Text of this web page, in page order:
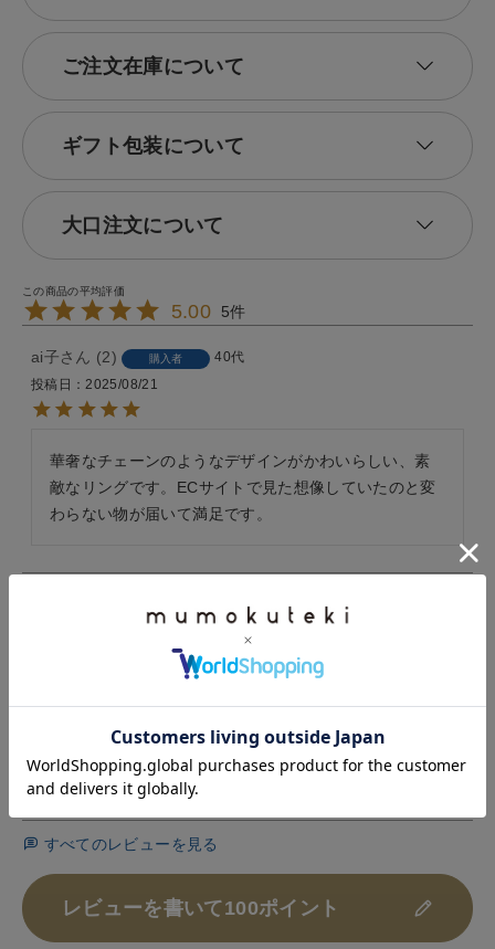
ご注文在庫について
ギフト包装について
大口注文について
5.00 5
ai子 2 購入者
40代
投稿日
2025/08/21
華奢なチェーンのようなデザインがかわいらしい、素
敵なリングです。ECサイトで見た想像していたのと変
わらない物が届いて満足です。
埼玉県 30代
フリーサイズとのことでしたのでサイズを心配してま
したが、中指でも問題なくつけることができました。
細めのデザインでとても可愛いです。
すべてのレビューを見る
レビューを書いて100ポイント